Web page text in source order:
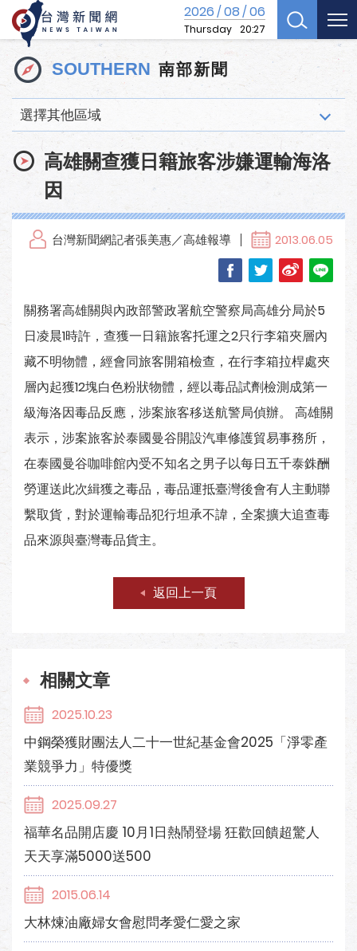
2026/08/06
Thursday 20:27
SOUTHERN 南部新聞
選擇其他區域
高雄關查獲日籍旅客涉嫌運輸海洛
因
台灣新聞網記者張美惠／高雄報導 2013.06.05
關務署高雄關與內政部警政署航空警察局高雄分局於5
日凌晨1時許，查獲一日籍旅客托運之2只行李箱夾層內
藏不明物體，經會同旅客開箱檢查，在行李箱拉桿處夾
層內起獲12塊白色粉狀物體，經以毒品試劑檢測成第一
級海洛因毒品反應，涉案旅客移送航警局偵辦。 高雄關
表示，涉案旅客於泰國曼谷開設汽車修護貿易事務所，
在泰國曼谷咖啡館內受不知名之男子以每日五千泰銖酬
勞運送此次緝獲之毒品，毒品運抵臺灣後會有人主動聯
繫取貨，對於運輸毒品犯行坦承不諱，全案擴大追查毒
品來源與臺灣毒品貨主。
返回上一頁
相關文章
2025.10.23
中鋼榮獲財團法人二十一世紀基金會2025「淨零產
業競爭力」特優獎
2025.09.27
福華名品開店慶 10月1日熱鬧登場 狂歡回饋超驚人
天天享滿5000送500
2015.06.14
大林煉油廠婦女會慰問孝愛仁愛之家